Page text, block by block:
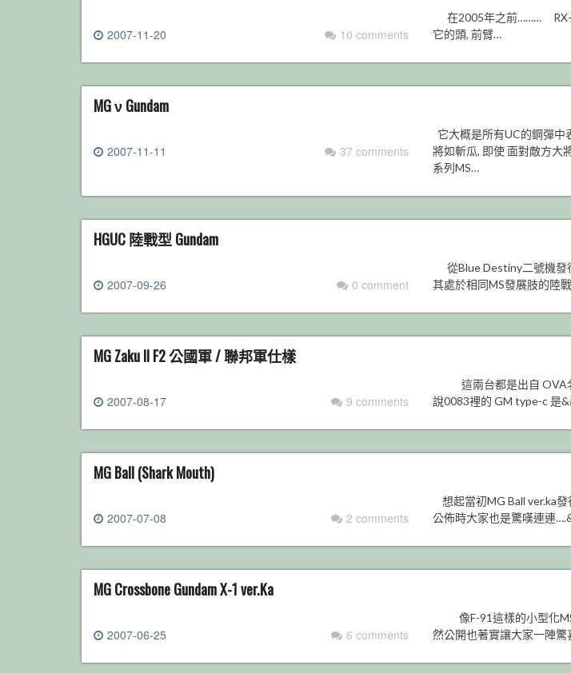
2007-11-20 10 comments
在2005年之前……… RX-
它的頭, 前臂…
MG ν Gundam
2007-11-11 37 comments
它大概是所有UC的鋼彈中
將如斬瓜, 即使 面對敵方大
系列MS…
HGUC 陸戰型 Gundam
2007-09-26 0 comment
從Blue Destiny二號機發
其處於相同MS發展肢的陸
MG Zaku II F2 公國軍 / 聯邦軍仕樣
2007-08-17 9 comments
這兩台都是出自 OVA名
說0083裡的 GM type-c 是
MG Ball (Shark Mouth)
2007-07-08 2 comments
想起當初MG Ball ver.ka
公佈時大家也是驚嘆連連
MG Crossbone Gundam X-1 ver.Ka
2007-06-25 6 comments
像F-91這樣的小型化MS
然公開也著實讓大家一陣